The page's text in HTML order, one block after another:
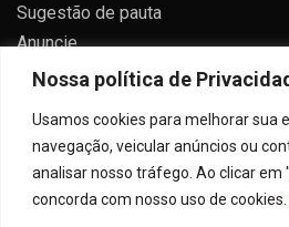
Nossa política de
Usamos cookies para melhorar sua
navegação, veicular anúncios ou
analisar nosso tráfego. Ao clicar em
concorda com nosso uso de cookies.
Sugestão de pauta
Anuncie
Contato